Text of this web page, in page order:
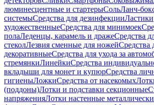
люминесцентные и стартерыСольЛанч-
системыСредства для дезинфекцииЛастики
художественныеСредства для минимоек
полаЛеденцы, карамель и дражеСредства
стеколЛезвия сменные для ножейСредства
декоративныеСредства для ухода за
стремянкиЛинейкиСредства
вкладыши для монет и купюрСредства
гигиеныЛожкиСредства от насекомых
(поддоны)Лотки и подставки секционные
напряженияЛотки настенные